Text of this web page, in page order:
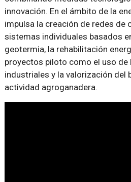
innovación. En el ámbito de la
impulsa la creación de redes de
sistemas individuales basados
geotermia, la rehabilitación
proyectos piloto como el uso de
industriales y la valorización del
actividad agroganadera.